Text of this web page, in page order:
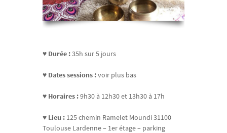
♥ Durée :35h sur 5 jours
♥ Dates sessions :voir plus bas
♥ Horaires :9h30 à 12h30 et 13h30 à 17h
♥ Lieu : 125 chemin Ramelet Moundi 31100
Toulouse Lardenne – 1er étage – parking